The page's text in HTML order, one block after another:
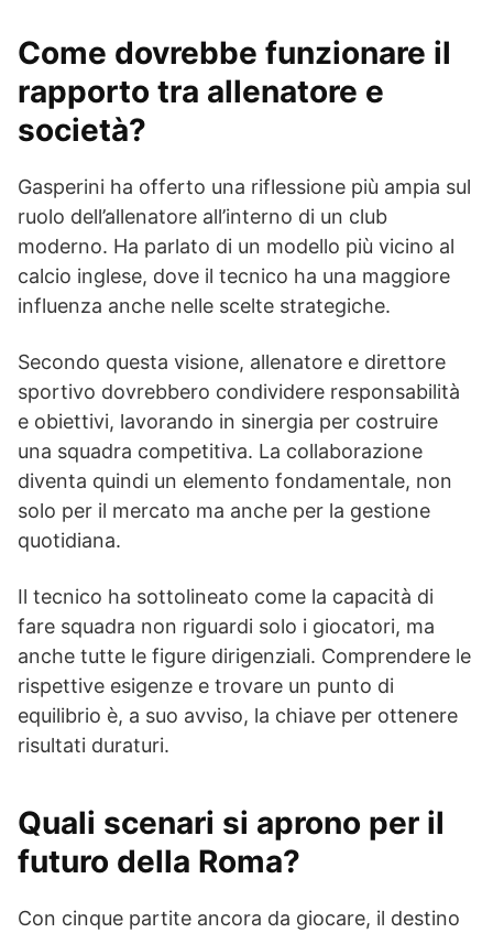
Come dovrebbe funzionare il
rapporto tra allenatore e
società?
Gasperini ha offerto una riflessione più ampia sul
ruolo dell’allenatore all’interno di un club
moderno. Ha parlato di un modello più vicino al
calcio inglese, dove il tecnico ha una maggiore
influenza anche nelle scelte strategiche.
Secondo questa visione, allenatore e direttore
sportivo dovrebbero condividere responsabilità
e obiettivi, lavorando in sinergia per costruire
una squadra competitiva. La collaborazione
diventa quindi un elemento fondamentale, non
solo per il mercato ma anche per la gestione
quotidiana.
Il tecnico ha sottolineato come la capacità di
fare squadra non riguardi solo i giocatori, ma
anche tutte le figure dirigenziali. Comprendere le
rispettive esigenze e trovare un punto di
equilibrio è, a suo avviso, la chiave per ottenere
risultati duraturi.
Quali scenari si aprono per il
futuro della Roma?
Con cinque partite ancora da giocare, il destino